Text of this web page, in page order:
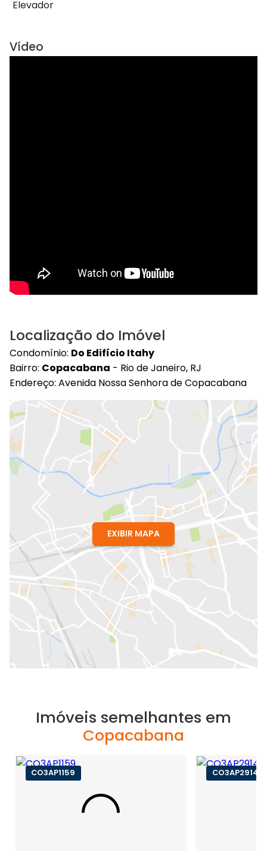
Elevador
Vídeo
Localização do Imóvel
Condomínio: Do Edifício Itahy
Bairro: Copacabana - Rio de Janeiro, RJ
Endereço: Avenida Nossa Senhora de Copacabana
EXIBIR MAPA
Imóveis semelhantes em
Copacabana
CO3AP1159 CO3AP2914